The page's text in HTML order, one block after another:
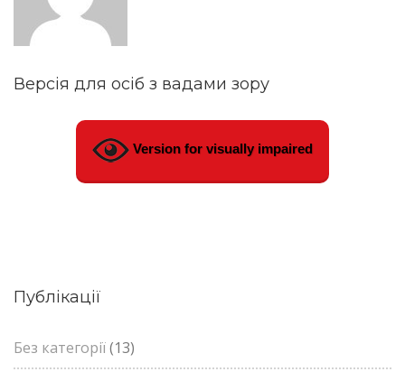
Версія для осіб з вадами зору
Version for visually impaired
Публікації
Без категорії(13)